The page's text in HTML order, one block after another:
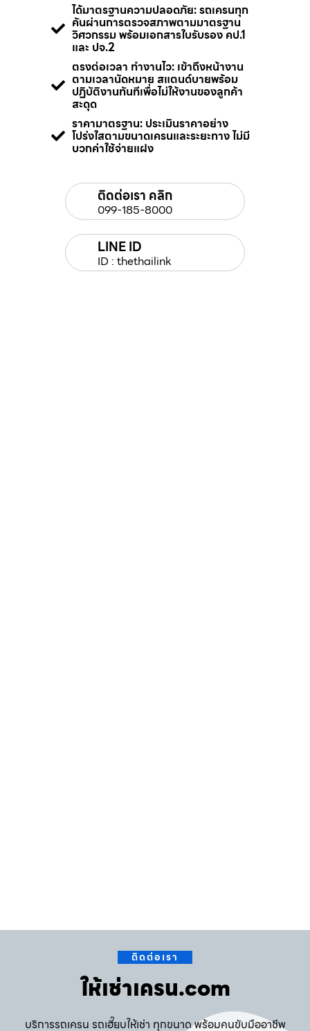
ได้มาตรฐานความปลอดภัย: รถเครนทุก
คันผ่านการตรวจสภาพตามมาตรฐาน
วิศวกรรม พร้อมเอกสารใบรับรอง คป.1
และ ปจ.2
ตรงต่อเวลา ทำงานไว: เข้าถึงหน้างาน
ตามเวลานัดหมาย สแตนด์บายพร้อม
ปฏิบัติงานทันทีเพื่อไม่ให้งานของลูกค้า
สะดุด
ราคามาตรฐาน: ประเมินราคาอย่าง
โปร่งใสตามขนาดเครนและระยะทาง ไม่มี
บวกค่าใช้จ่ายแฝง
ติดต่อเรา คลิก
099-185-8000
LINE ID
ID : thethailink
ติดต่อเรา
ให้เช่าเครน.com
บริการรถเครน รถเฮี๊ยบให้เช่า ทุกขนาด พร้อมคนขับมืออาชีพ